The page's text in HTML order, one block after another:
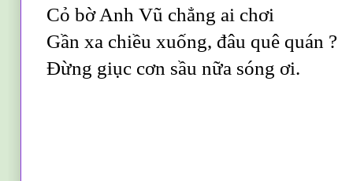
Cỏ bờ Anh Vũ chẳng ai chơi
Gần xa chiều xuống, đâu quê quán ?
Đừng giục cơn sầu nữa sóng ơi.